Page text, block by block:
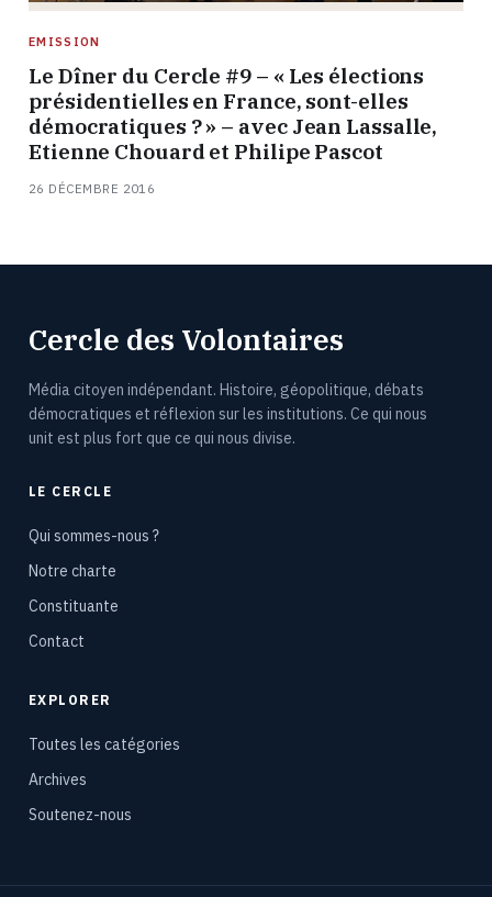
EMISSION
Le Dîner du Cercle #9 – « Les élections
présidentielles en France, sont-elles
démocratiques ? » – avec Jean Lassalle,
Etienne Chouard et Philipe Pascot
26 DÉCEMBRE 2016
Cercle des Volontaires
Média citoyen indépendant. Histoire, géopolitique, débats
démocratiques et réflexion sur les institutions. Ce qui nous
unit est plus fort que ce qui nous divise.
LE CERCLE
Qui sommes-nous ?
Notre charte
Constituante
Contact
EXPLORER
Toutes les catégories
Archives
Soutenez-nous